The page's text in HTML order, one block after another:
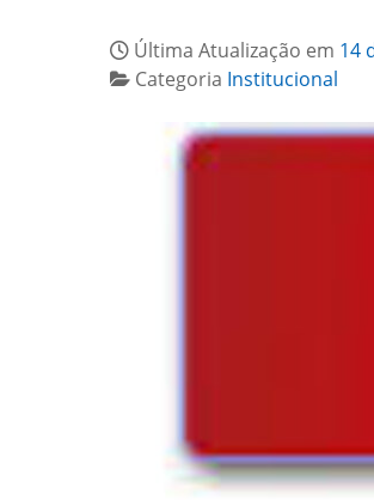
Última Atualização em 14
Categoria Institucional